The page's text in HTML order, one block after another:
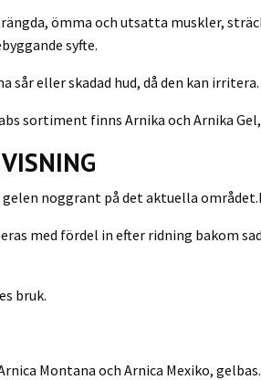
ömma och utsatta muskler,
syfte.
sår eller skadad hud, då den kan irritera.
sortiment finns Arnika och Arnika
gelen noggrant på det aktuella
med fördel in efter ridning bakom
bruk.
Montana och Arnica Mexiko, gelbas.